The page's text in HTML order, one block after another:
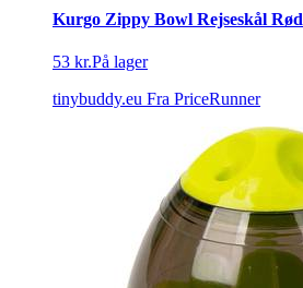
Kurgo Zippy Bowl Rejseskål Rød
53 kr.På lager
tinybuddy.eu Fra PriceRunner